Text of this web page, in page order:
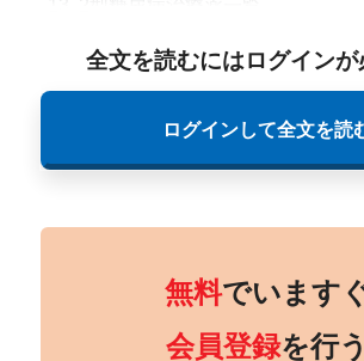
全文を読むにはログイン
ログインして全文を読
無料でいます
会員登録を行う